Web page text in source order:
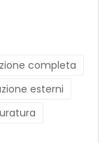
completa
esterni